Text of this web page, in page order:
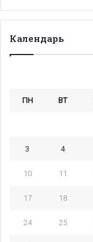
Календарь
ПН ВТ
3 4
10 11
17 18
24 25